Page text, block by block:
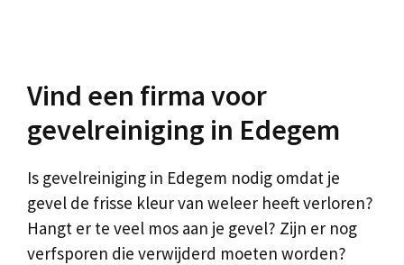
Vind een firma voor
gevelreiniging in Edegem
Is gevelreiniging in Edegem nodig omdat je
gevel de frisse kleur van weleer heeft verloren?
Hangt er te veel mos aan je gevel? Zijn er nog
verfsporen die verwijderd moeten worden?